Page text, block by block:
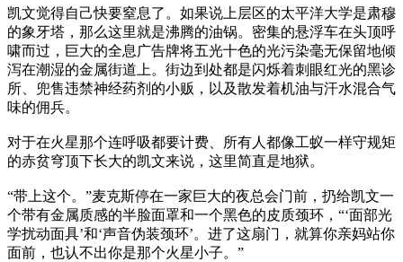
凯文觉得自己快要窒息了。如果说上层区的太平洋大学是肃穆
的象牙塔，那么这里就是沸腾的油锅。密集的悬浮车在头顶呼
啸而过，巨大的全息广告牌将五光十色的光污染毫无保留地倾
泻在潮湿的金属街道上。街边到处都是闪烁着刺眼红光的黑诊
所、兜售违禁神经药剂的小贩，以及散发着机油与汗水混合气
味的佣兵。
对于在火星那个连呼吸都要计费、所有人都像工蚁一样守规矩
的赤贫穹顶下长大的凯文来说，这里简直是地狱。
“带上这个。”麦克斯停在一家巨大的夜总会门前，扔给凯文一
个带有金属质感的半脸面罩和一个黑色的皮质颈环，“‘面部光
学扰动面具’和‘声音伪装颈环’。进了这扇门，就算你亲妈站你
面前，也认不出你是那个火星小子。”